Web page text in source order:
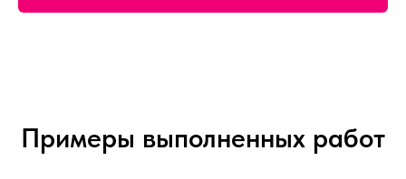
Примеры выполненных работ